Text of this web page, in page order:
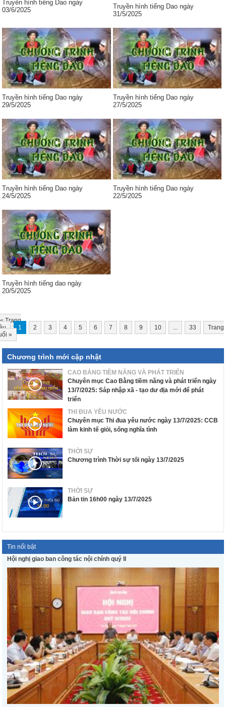
Truyền hình tiếng Dao ngày
03/6/2025
Truyền hình tiếng Dao ngày
31/5/2025
Truyền hình tiếng Dao ngày
29/5/2025
Truyền hình tiếng Dao ngày
27/5/2025
Truyền hình tiếng Dao ngày
24/5/2025
Truyền hình tiếng Dao ngày
22/5/2025
Truyền hình tiếng dao ngày
20/5/2025
«Trang
1 2 3 4 5 6 7 8 9 10 33
Trang
»
Chương trình mới cập nhật
CAO BẰNG TIỀM NĂNG VÀ PHÁT TRIỂN
Chuyên mục Cao Bằng tiềm năng và phát triển ngày
13/7/2025: Sáp nhập xã - tạo dư địa mới để phát
triển
THI ĐUA YÊU NƯỚC
Chuyên mục Thi đua yêu nước ngày 13/7/2025: CCB
làm kinh tế giỏi, sống nghĩa tình
THỜI SỰ
Chương trình Thời sự tối ngày 13/7/2025
THỜI SỰ
Bản tin 16h00 ngày 13/7/2025
Tin nổi bật
Hội nghị giao ban công tác nội chính quý II